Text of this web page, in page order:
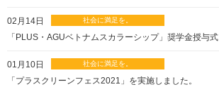
02月14日
「PLUS・AGUベトナムスカラーシップ」奨学金授与式
01月10日
「プラスクリーンフェス2021」を実施しました。